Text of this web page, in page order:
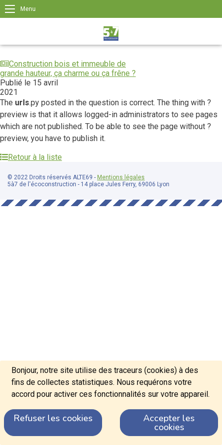
Menu
Construction bois et immeuble de
grande hauteur, ça charme ou ça frêne ?
Publié le 15 avril
2021
The urls.py posted in the question is correct. The thing with ?
preview is that it allows logged-in administrators to see pages
which are not published. To be able to see the page without ?
preview, you have to publish it.
Retour à la liste
© 2022 Droits réservés ALTE69 - Mentions légales
5à7 de l'écoconstruction - 14 place Jules Ferry, 69006 Lyon
Bonjour, notre site utilise des traceurs (cookies) à des
fins de collectes statistiques. Nous requérons votre
accord pour activer ces fonctionnalités sur votre appareil.
Refuser les cookies Accepter les
cookies